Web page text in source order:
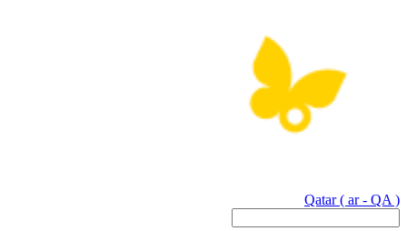
Qatar ( ar - QA )